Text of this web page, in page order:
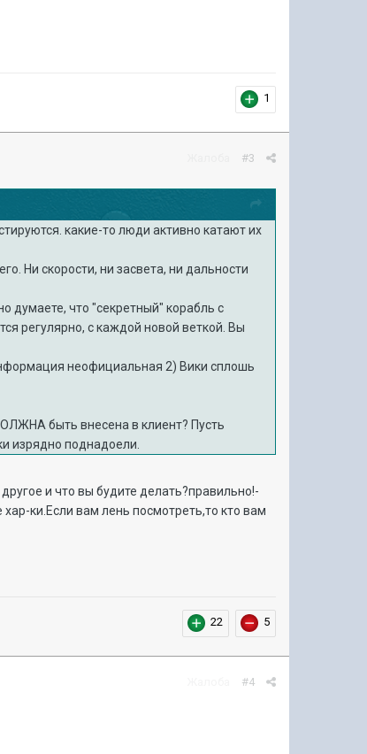
1
#3
какие-то люди активно катают их
Ни скорости, ни засвета, ни дальности
думаете, что "секретный" корабль с
регулярно, с каждой новой веткой. Вы
неофициальная 2) Вики сплошь
быть внесена в клиент? Пусть
изрядно поднадоели.
и что вы будите делать?правильно!-
ки.Если вам лень посмотреть,то кто вам
22 5
#4